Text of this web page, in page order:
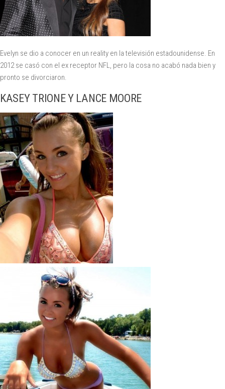
Evelyn se dio a conocer en un reality en la televisión estadounidense. En
2012 se casó con el ex receptor NFL, pero la cosa no acabó nada bien y
pronto se divorciaron.
KASEY TRIONE Y LANCE MOORE